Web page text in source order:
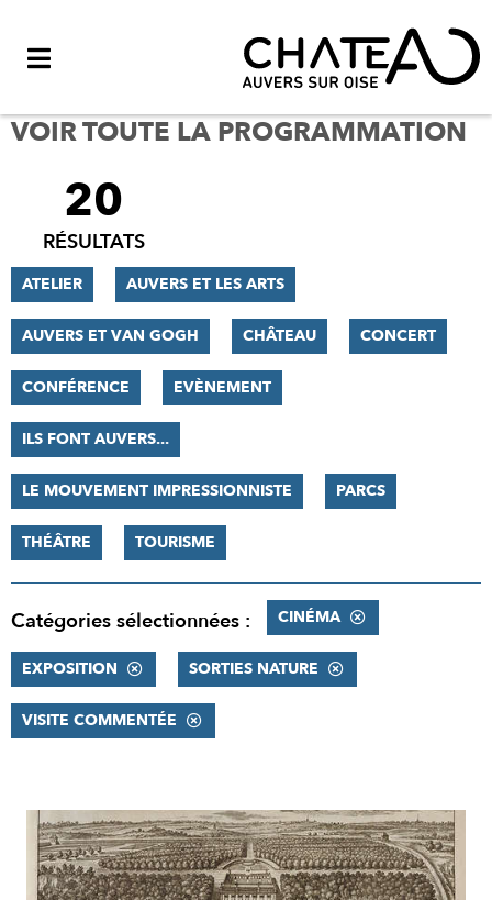
VOIR TOUTE LA PROGRAMMATION
FILTRER
RÉSULTATS
20
RÉSULTATS
ATELIER AUVERS ET LES ARTS
AUVERS ET VAN GOGH CHÂTEAU CONCERT
CONFÉRENCE EVÈNEMENT
ILS FONT AUVERS...
LE MOUVEMENT IMPRESSIONNISTE PARCS
THÉÂTRE TOURISME
Catégories sélectionnées : CINÉMA
EXPOSITION SORTIES NATURE
VISITE COMMENTÉE
RÉSULTATS